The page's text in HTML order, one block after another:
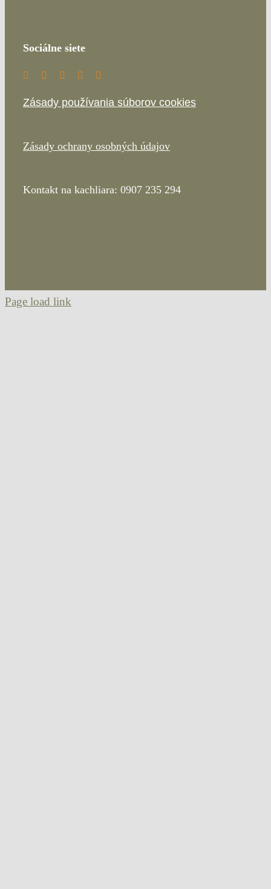
Sociálne siete
Zásady používania súborov cookies
Zásady ochrany osobných údajov
Kontakt na kachliara: 0907 235 294
Page load link